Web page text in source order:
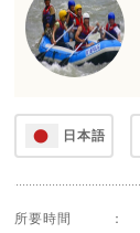
日本語
所要時間
：